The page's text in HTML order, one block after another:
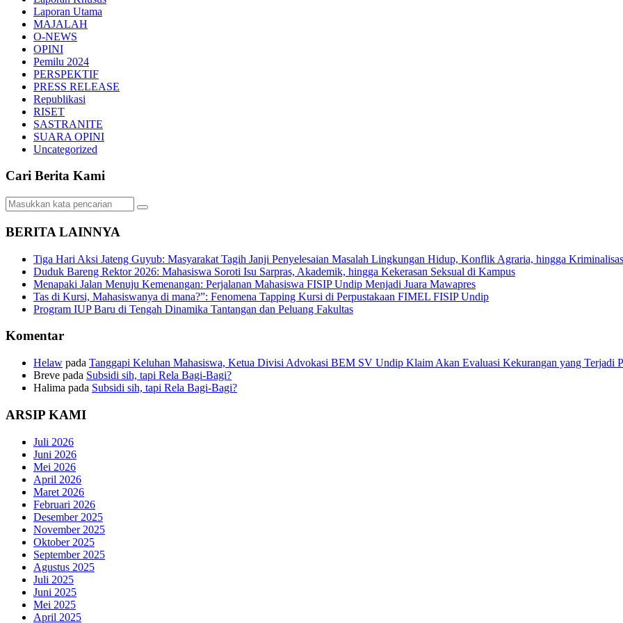
Laporan Utama
MAJALAH
O-NEWS
OPINI
Pemilu 2024
PERSPEKTIF
PRESS RELEASE
Republikasi
RISET
SASTRANITE
SUARA OPINI
Uncategorized
Cari Berita Kami
BERITA LAINNYA
Tiga Hari Aksi Jateng Guyub: Masyarakat Tagih Janji Penyelesaian Masalah Lingkungan Hidup, Konflik Agraria, hingga
Duduk Bareng Rektor 2026: Mahasiswa Soroti Isu Sarpras, Akademik, hingga Kekerasan Seksual di Kampus
Menapaki Jalan Menuju Kemenangan: Perjalanan Mahasiswa FISIP Undip Menjadi Juara Mawapres
Tas di Kursi, Mahasiswanya di mana?”: Fenomena Tapping Kursi di Perpustakaan FIMEL FISIP Undip
Program IUP Baru di Tengah Dinamika Tantangan dan Peluang Fakultas
Komentar
Helaw pada Tanggapi Keluhan Mahasiswa, Ketua Divisi Advokasi BEM SV Undip Klaim Akan Evaluasi Kekurangan yang Terjadi
Breve pada Subsidi sih, tapi Rela Bagi-Bagi?
Halima pada Subsidi sih, tapi Rela Bagi-Bagi?
ARSIP KAMI
Juli 2026
Juni 2026
Mei 2026
April 2026
Maret 2026
Februari 2026
Desember 2025
November 2025
Oktober 2025
September 2025
Agustus 2025
Juli 2025
Juni 2025
Mei 2025
April 2025